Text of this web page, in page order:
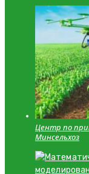
Центр по
Минсельхоз